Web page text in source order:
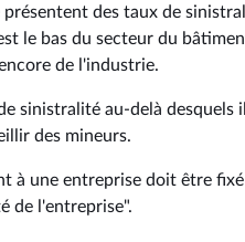
des taux de
le bas du secteur du
de l'industrie.
sinistralité au-delà desquels
des mineurs.
à une entreprise doit être
de l'entreprise".